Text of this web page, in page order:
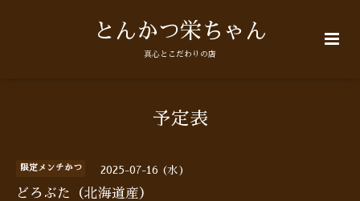
とんかつ栄ちゃん
真心とこだわりの店
予定表
限定メンチかつ 2025-07-16 (水)
どろぶた（北海道産）